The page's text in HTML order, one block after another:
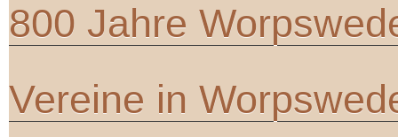
800 Jahre
Vereine in